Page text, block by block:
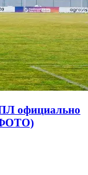
официально